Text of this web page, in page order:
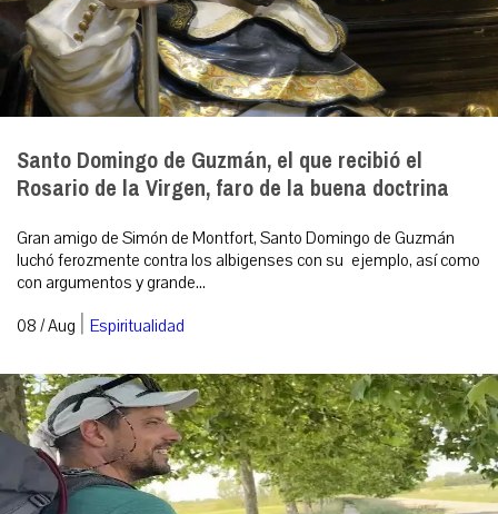
Santo Domingo de Guzmán, el que recibió el
Rosario de la Virgen, faro de la buena doctrina
Gran amigo de Simón de Montfort, Santo Domingo de Guzmán
luchó ferozmente contra los albigenses con su ejemplo, así como
con argumentos y grande...
08 / Aug | Espiritualidad